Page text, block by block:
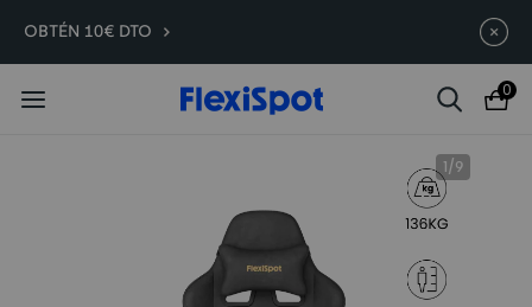
Compra antes, ahorra más | E7
Plus -200 €
: 34
0
1/9
OBTÉN 10€ DTO